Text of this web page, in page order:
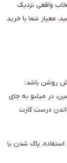
واقعی نزدیک
معیار شما با خرید
روشن باشد:
در میلنو به جای
درست کارت
پاک شدن یا